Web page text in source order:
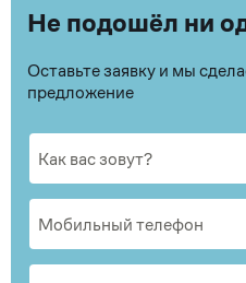
Не подошёл ни
Оставьте заявку и мы
предложение